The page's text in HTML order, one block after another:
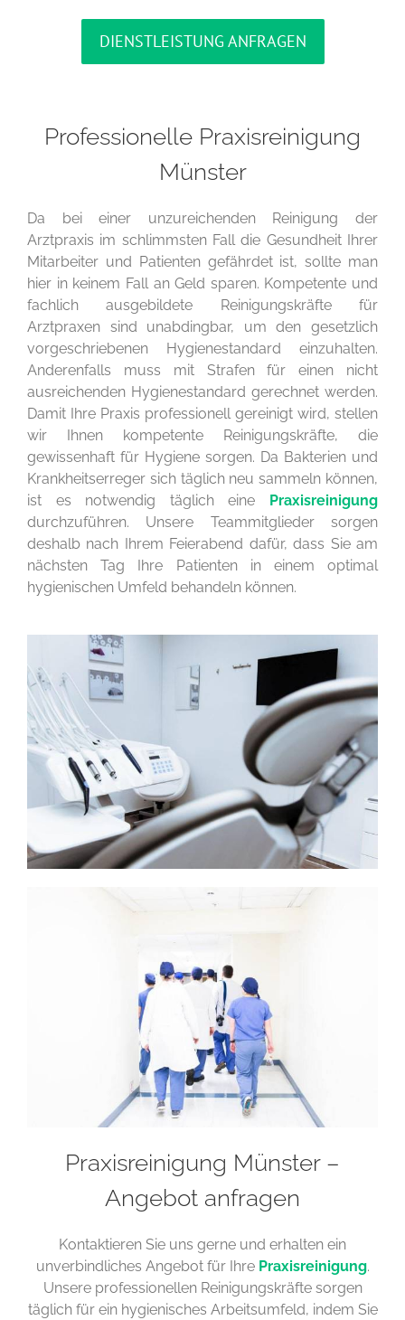
DIENSTLEISTUNG ANFRAGEN
Professionelle Praxisreinigung
Münster
Da bei einer unzureichenden Reinigung der
Arztpraxis im schlimmsten Fall die Gesundheit Ihrer
Mitarbeiter und Patienten gefährdet ist, sollte man
hier in keinem Fall an Geld sparen. Kompetente und
fachlich ausgebildete Reinigungskräfte für
Arztpraxen sind unabdingbar, um den gesetzlich
vorgeschriebenen Hygienestandard einzuhalten.
Anderenfalls muss mit Strafen für einen nicht
ausreichenden Hygienestandard gerechnet werden.
Damit Ihre Praxis professionell gereinigt wird, stellen
wir Ihnen kompetente Reinigungskräfte, die
gewissenhaft für Hygiene sorgen. Da Bakterien und
Krankheitserreger sich täglich neu sammeln können,
ist es notwendig täglich eine Praxisreinigung
durchzuführen. Unsere Teammitglieder sorgen
deshalb nach Ihrem Feierabend dafür, dass Sie am
nächsten Tag Ihre Patienten in einem optimal
hygienischen Umfeld behandeln können.
Praxisreinigung Münster –
Angebot anfragen
Kontaktieren Sie uns gerne und erhalten ein
unverbindliches Angebot für Ihre Praxisreinigung.
Unsere professionellen Reinigungskräfte sorgen
täglich für ein hygienisches Arbeitsumfeld, indem Sie